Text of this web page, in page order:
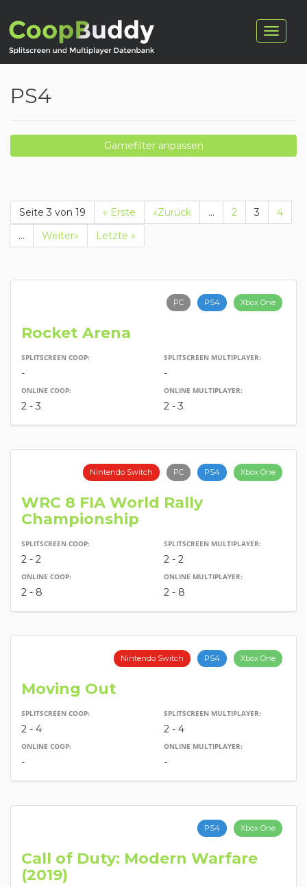
PS4
Gamefilter anpassen
Seite 3 von 19 « Erste «Zurück ... 2 3
4
...
Weiter» Letzte »
PC PS4 Xbox One
Rocket Arena
SPLITSCREEN COOP:
-
SPLITSCREEN MULTIPLAYER:
-
ONLINE COOP:
2 - 3
ONLINE MULTIPLAYER:
2 - 3
Nintendo Switch PC PS4 Xbox One
WRC 8 FIA World Rally
Championship
SPLITSCREEN COOP:
2 - 2
SPLITSCREEN MULTIPLAYER:
2 - 2
ONLINE COOP:
2 - 8
ONLINE MULTIPLAYER:
2 - 8
Nintendo Switch PS4 Xbox One
Moving Out
SPLITSCREEN COOP:
2 - 4
SPLITSCREEN MULTIPLAYER:
2 - 4
ONLINE COOP:
-
ONLINE MULTIPLAYER:
-
PS4 Xbox One
Call of Duty: Modern Warfare
(2019)